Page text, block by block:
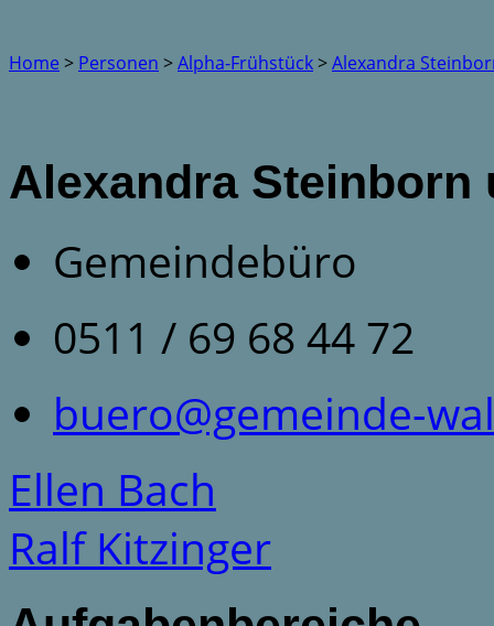
Home > Personen >Alpha-Frühstück>Alexandra
Alexandra Steinborn
Gemeindebüro
0511 / 69 68 44 72
buero@gemeinde-
Ellen Bach
Ralf Kitzinger